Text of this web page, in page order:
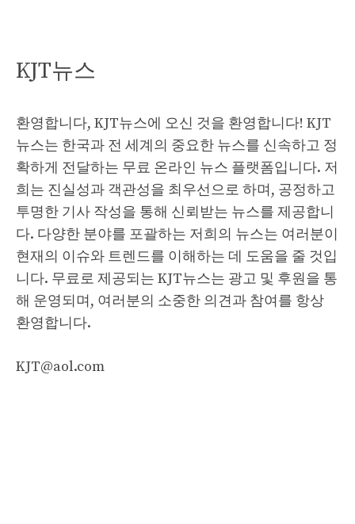
KJT뉴스
환영합니다, KJT뉴스에 오신 것을 환영합니다! KJT
뉴스는 한국과 전 세계의 중요한 뉴스를 신속하고 정
확하게 전달하는 무료 온라인 뉴스 플랫폼입니다. 저
희는 진실성과 객관성을 최우선으로 하며, 공정하고
투명한 기사 작성을 통해 신뢰받는 뉴스를 제공합니
다. 다양한 분야를 포괄하는 저희의 뉴스는 여러분이
현재의 이슈와 트렌드를 이해하는 데 도움을 줄 것입
니다. 무료로 제공되는 KJT뉴스는 광고 및 후원을 통
해 운영되며, 여러분의 소중한 의견과 참여를 항상
환영합니다.
KJT@aol.com